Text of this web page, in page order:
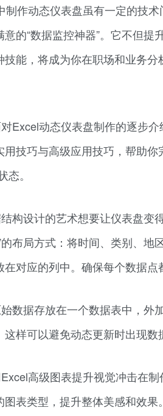
制作动态仪表盘虽有一定的技
的“数据监控神器”。它不但
技能，将成为你在职场和业务
Excel动态仪表盘制作的逐步
用技巧与高级应用技巧，帮助
。
构设计的艺术想要让仪表盘变
布局方式：将时间、类别、地
对应的列中。确保每个数据点
数据存放在一个数据表中，外
这样可以避免动态更新时出现数
高级图表提升视觉冲击在
表类型，提升整体美感和效果